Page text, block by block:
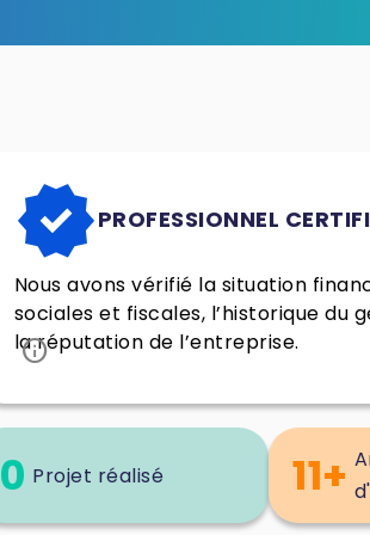
verifiedPROFESSIONNEL
Nous avons vérifié la situation
sociales et fiscales, l’historique du
la réputation de l’entreprise.
info
0 Projet réalisé 11+